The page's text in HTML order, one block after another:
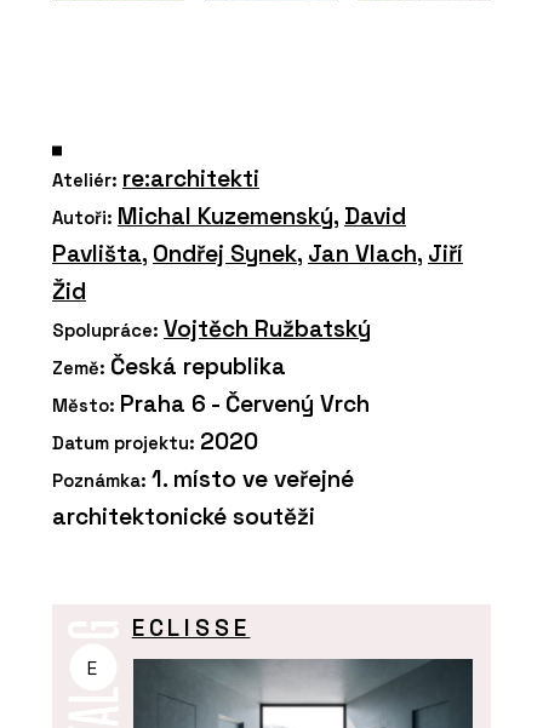
Ateliér: re:architekti
Autoři: Michal Kuzemenský, David
Pavlišta, Ondřej Synek, Jan Vlach, Jiří
Žid
Spolupráce: Vojtěch Ružbatský
Země: Česká republika
Město: Praha 6 - Červený Vrch
Datum projektu: 2020
Poznámka: 1. místo ve veřejné
architektonické soutěži
E
ECLISSE